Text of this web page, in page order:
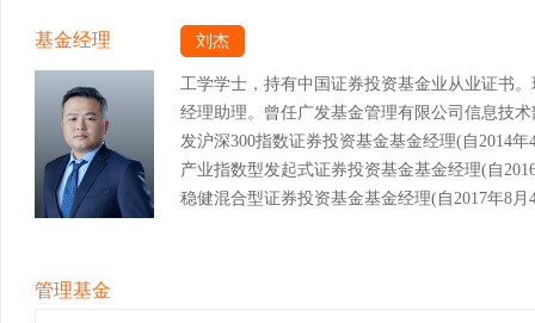
基金经理 刘杰
工学学士，持有中国证券投资基金业从业证书
经理助理。曾任广发基金管理有限公司信息技
发沪深300指数证券投资基金基金经理(自2014
产业指数型发起式证券投资基金基金经理(自
稳健混合型证券投资基金基金经理(自2017年8
管理基金